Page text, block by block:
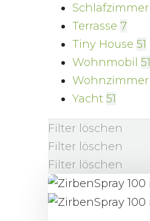
Schlafzimmer
Terrasse 7
Tiny House 51
Wohnmobil 51
Wohnzimmer
Yacht 51
Filter löschen
Filter löschen
Filter löschen